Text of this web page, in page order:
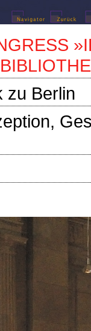
zu Berlin